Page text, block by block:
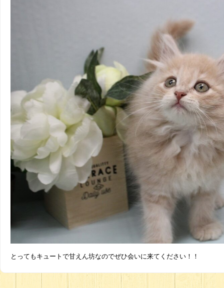
とってもキュートで甘えん坊なのでぜひ会いに来てください！！